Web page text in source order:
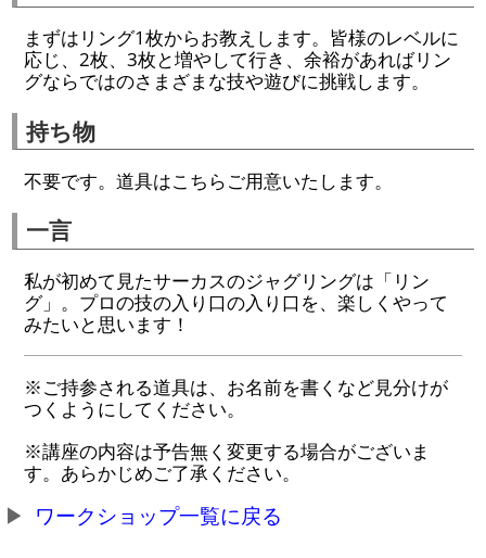
まずはリング1枚からお教えします。皆様のレベルに
応じ、2枚、3枚と増やして行き、余裕があればリン
グならではのさまざまな技や遊びに挑戦します。
持ち物
不要です。道具はこちらご用意いたします。
一言
私が初めて見たサーカスのジャグリングは「リン
グ」。プロの技の入り口の入り口を、楽しくやって
みたいと思います！
※ご持参される道具は、お名前を書くなど見分けが
つくようにしてください。
※講座の内容は予告無く変更する場合がございま
す。あらかじめご了承ください。
ワークショップ一覧に戻る